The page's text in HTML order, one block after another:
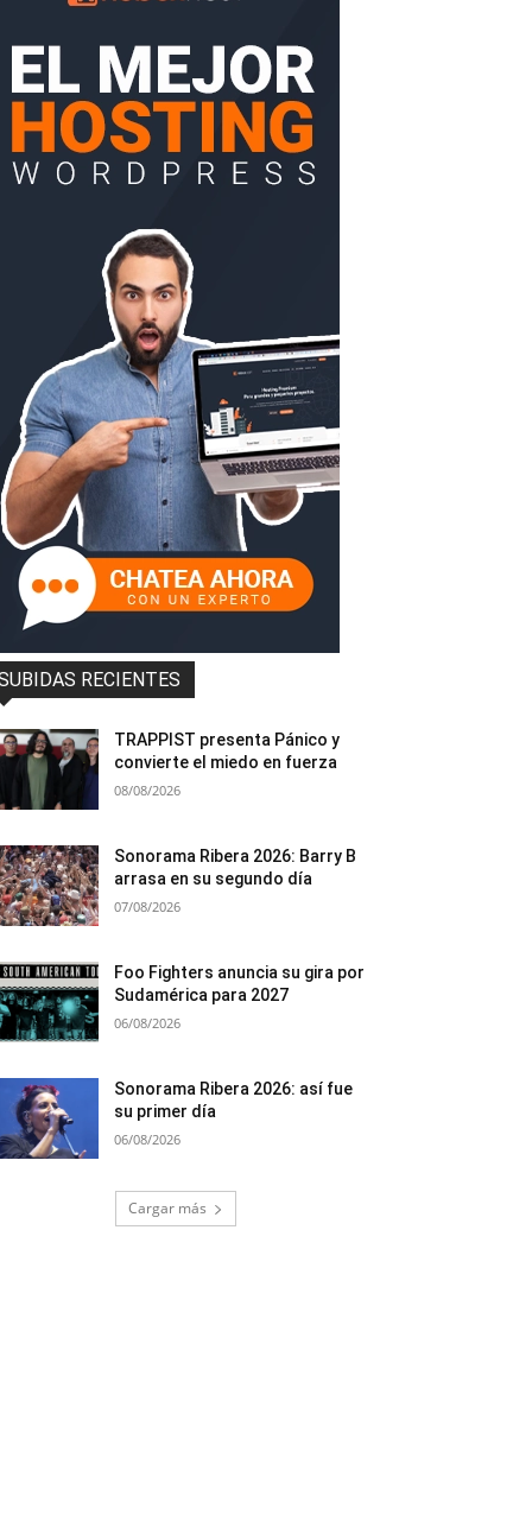
RECIENTES
TRAPPIST presenta Pánico y
convierte el miedo en fuerza
08/08/2026
Sonorama Ribera 2026: Barry B
arrasa en su segundo día
07/08/2026
Foo Fighters anuncia su gira por
Sudamérica para 2027
06/08/2026
Sonorama Ribera 2026: así fue
su primer día
06/08/2026
Cargar más